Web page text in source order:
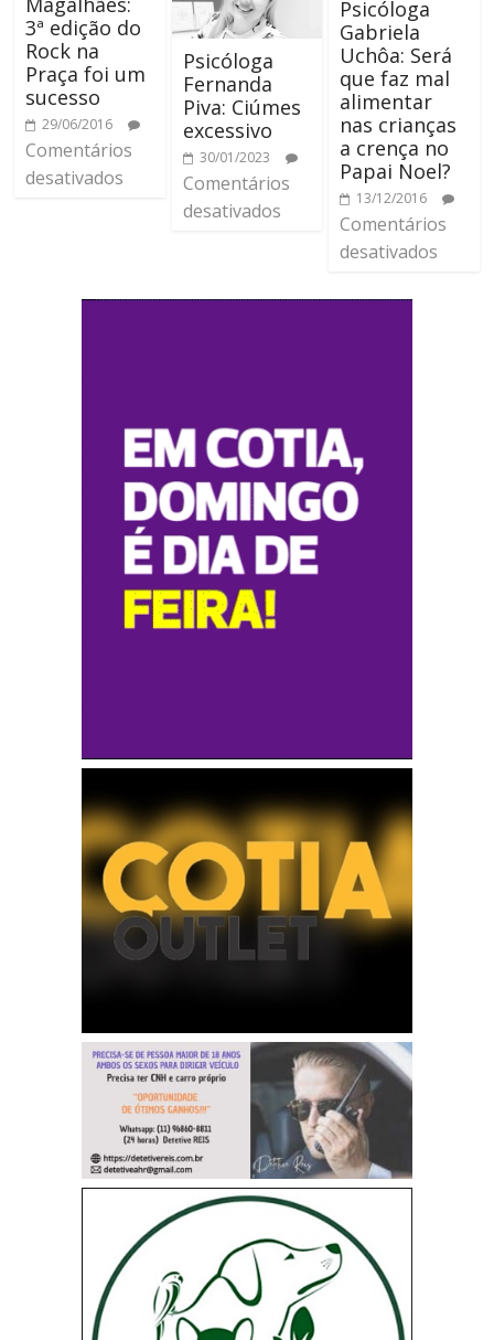
3ª edição do
Rock na
Praça foi um
sucesso
29/06/2016
Comentários
desativados
Psicóloga
Fernanda
Piva: Ciúmes
excessivo
30/01/2023
Comentários
desativados
Psicóloga
Gabriela
Uchôa: Será
que faz mal
alimentar
nas crianças
a crença no
Papai Noel?
13/12/2016
Comentários
desativados